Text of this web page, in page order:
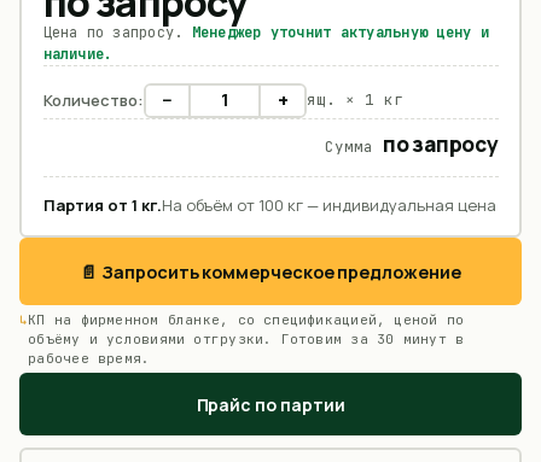
Цена по запросу. Менеджер уточнит актуальную цену и
наличие.
Количество: − + ящ. × 1 кг
Сумма по запросу
Партия от 1 кг.На объём от 100 кг — индивидуальная цена
📄 Запросить коммерческое предложение
КП на фирменном бланке, со спецификацией, ценой по
объёму и условиями отгрузки. Готовим за 30 минут в
рабочее время.
Прайс по партии